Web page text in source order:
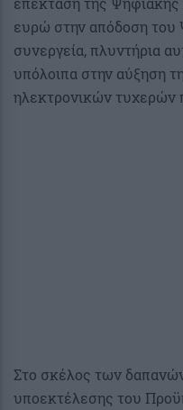
ευρώ στην απόδοση του
συνεργεία, πλυντήρια
υπόλοιπα στην αύξηση
ηλεκτρονικών τυχερών
Στο σκέλος των
υποεκτέλεσης του